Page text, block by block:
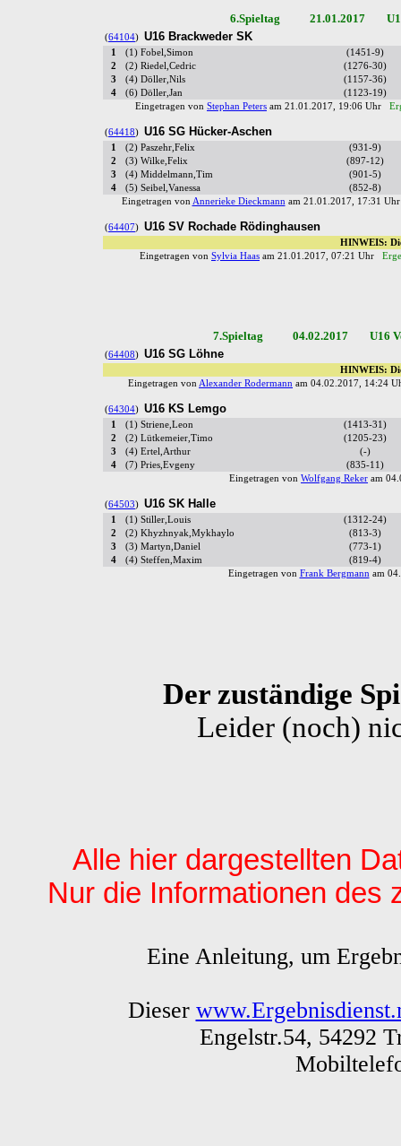
6.Spieltag 21.01.2017 U16
(64104) U16 Brackweder SK
1 (1) Fobel,Simon
(1451-9)
2
(2) Riedel,Cedric
(1276-30)
3
(4) Döller,Nils
(1157-36)
4
(6) Döller,Jan
(1123-19)
Eingetragen von Stephan Peters am 21.01.2017, 19:06 Uhr
(64418) U16 SG Hücker-Aschen
1 (2) Paszehr,Felix
(931-9)
2
(3) Wilke,Felix
(897-12)
3
(4) Middelmann,Tim
(901-5)
4
(5) Seibel,Vanessa
(852-8)
Eingetragen von Annerieke Dieckmann am 21.01.2017, 17:31
(64407) U16 SV Rochade Rödinghausen
HINWEIS:
Eingetragen von Sylvia Haas am 21.01.2017, 07:21 Uhr
7.Spieltag 04.02.2017 U16
(64408) U16 SG Löhne
HINWEIS:
Eingetragen von Alexander Rodermann am 04.02.2017, 14:24
(64304) U16 KS Lemgo
1 (1) Striene,Leon
(1413-31)
2
(2) Lütkemeier,Timo
(1205-23)
3
(4) Ertel,Arthur
(-)
4
(7) Pries,Evgeny
(835-11)
Eingetragen von Wolfgang Reker am
(64503) U16 SK Halle
1 (1) Stiller,Louis
(1312-24)
2
(2) Khyzhnyak,Mykhaylo
(813-3)
3
(3) Martyn,Daniel
(773-1)
4
(4) Steffen,Maxim
(819-4)
Eingetragen von Frank Bergmann am
Der zuständige
Leider (noch)
Alle hier dargestellten
Nur die Informationen des
Eine Anleitung, um
Dieser
Engelstr.54, 54292